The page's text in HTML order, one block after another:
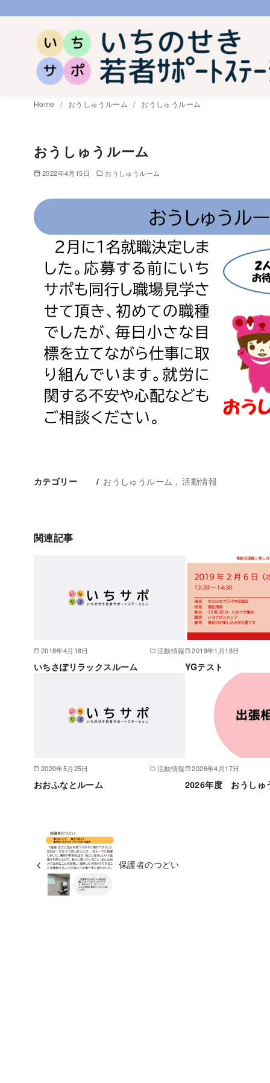
Home おうしゅうルーム おうしゅうルーム
おうしゅうルーム
2022年4月15日 おうしゅうルーム
カテゴリー おうしゅうルーム 活動情報
関連記事
2018年4月18日 活動情報
いちさぽリラックスルーム
2019年1月18日
YGテスト
2020年5月25日 活動情報
おおふなとルーム
2026年4月17日
2026年度 おうしゅ
保護者のつどい